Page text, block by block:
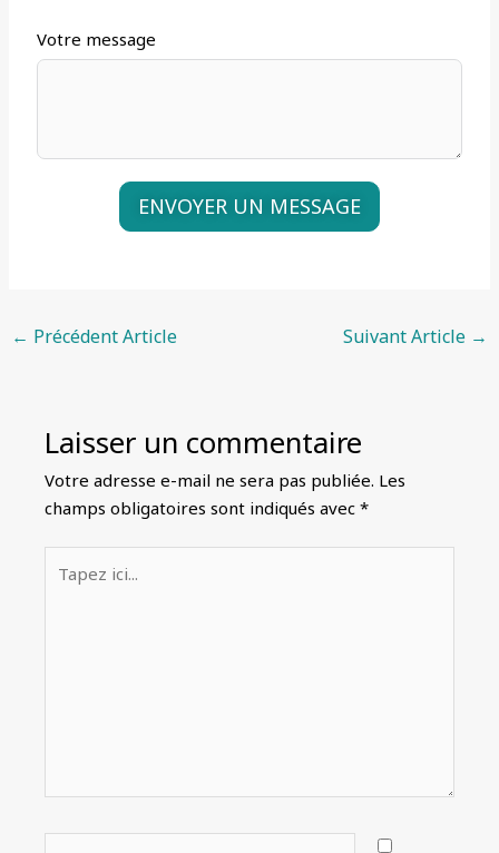
Votre message
ENVOYER UN MESSAGE
e
v
e
← Précédent Article Suivant Article →
Laisser un commentaire
Votre adresse e-mail ne sera pas publiée. Les
champs obligatoires sont indiqués avec*
ici...